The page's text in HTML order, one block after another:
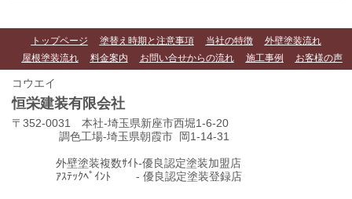
トップページ 塗替え時期と注意事項 当社の特徴
外壁塗装流れ
屋根塗装流れ
料金案内 お問い合せからの流れ 施工事例 お客様の声
コウエイ
恒栄建装有限会社
〒352-0031 本社-埼玉県新座市西堀1-6-20
調色工場-埼玉県朝霞市 岡1-14-31
外壁塗装複数ｻｲﾄ-優良認定塗装加盟店
ｱｽﾃｯｸﾍﾟｲﾝﾄ - 優良認定塗装登録店